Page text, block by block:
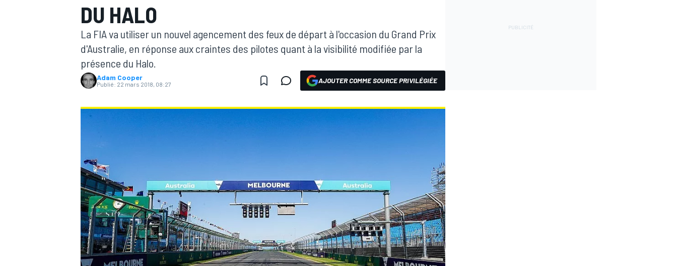
MOTOGP
WRC
DU HALO
La FIA va utiliser un nouvel agencement des feux de départ à l'occasion du Grand Prix
d'Australie, en réponse aux craintes des pilotes quant à la visibilité modifiée par la
présence du Halo.
Adam Cooper
Publié: 22 mars 2018, 08:27 AJOUTER COMME SOURCE PRIVILÉGIÉE